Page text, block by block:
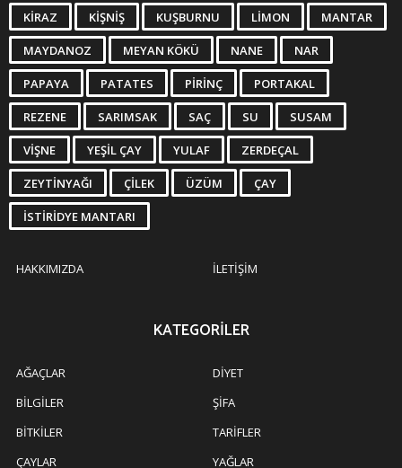
KIRAZ KIŞNIŞ KUŞBURNU LIMON MANTAR
MAYDANOZ MEYAN KÖKÜ NANE NAR
PAPAYA PATATES PIRINÇ PORTAKAL
REZENE SARIMSAK SAÇ SU SUSAM
VIŞNE YEŞIL ÇAY YULAF ZERDEÇAL
ZEYTINYAĞI ÇILEK ÜZÜM ÇAY
İSTIRIDYE MANTARI
HAKKIMIZDA İLETIŞIM
KATEGORILER
AĞAÇLAR
BILGILER
BITKILER
ÇAYLAR
DIYET
ŞIFA
TARIFLER
YAĞLAR